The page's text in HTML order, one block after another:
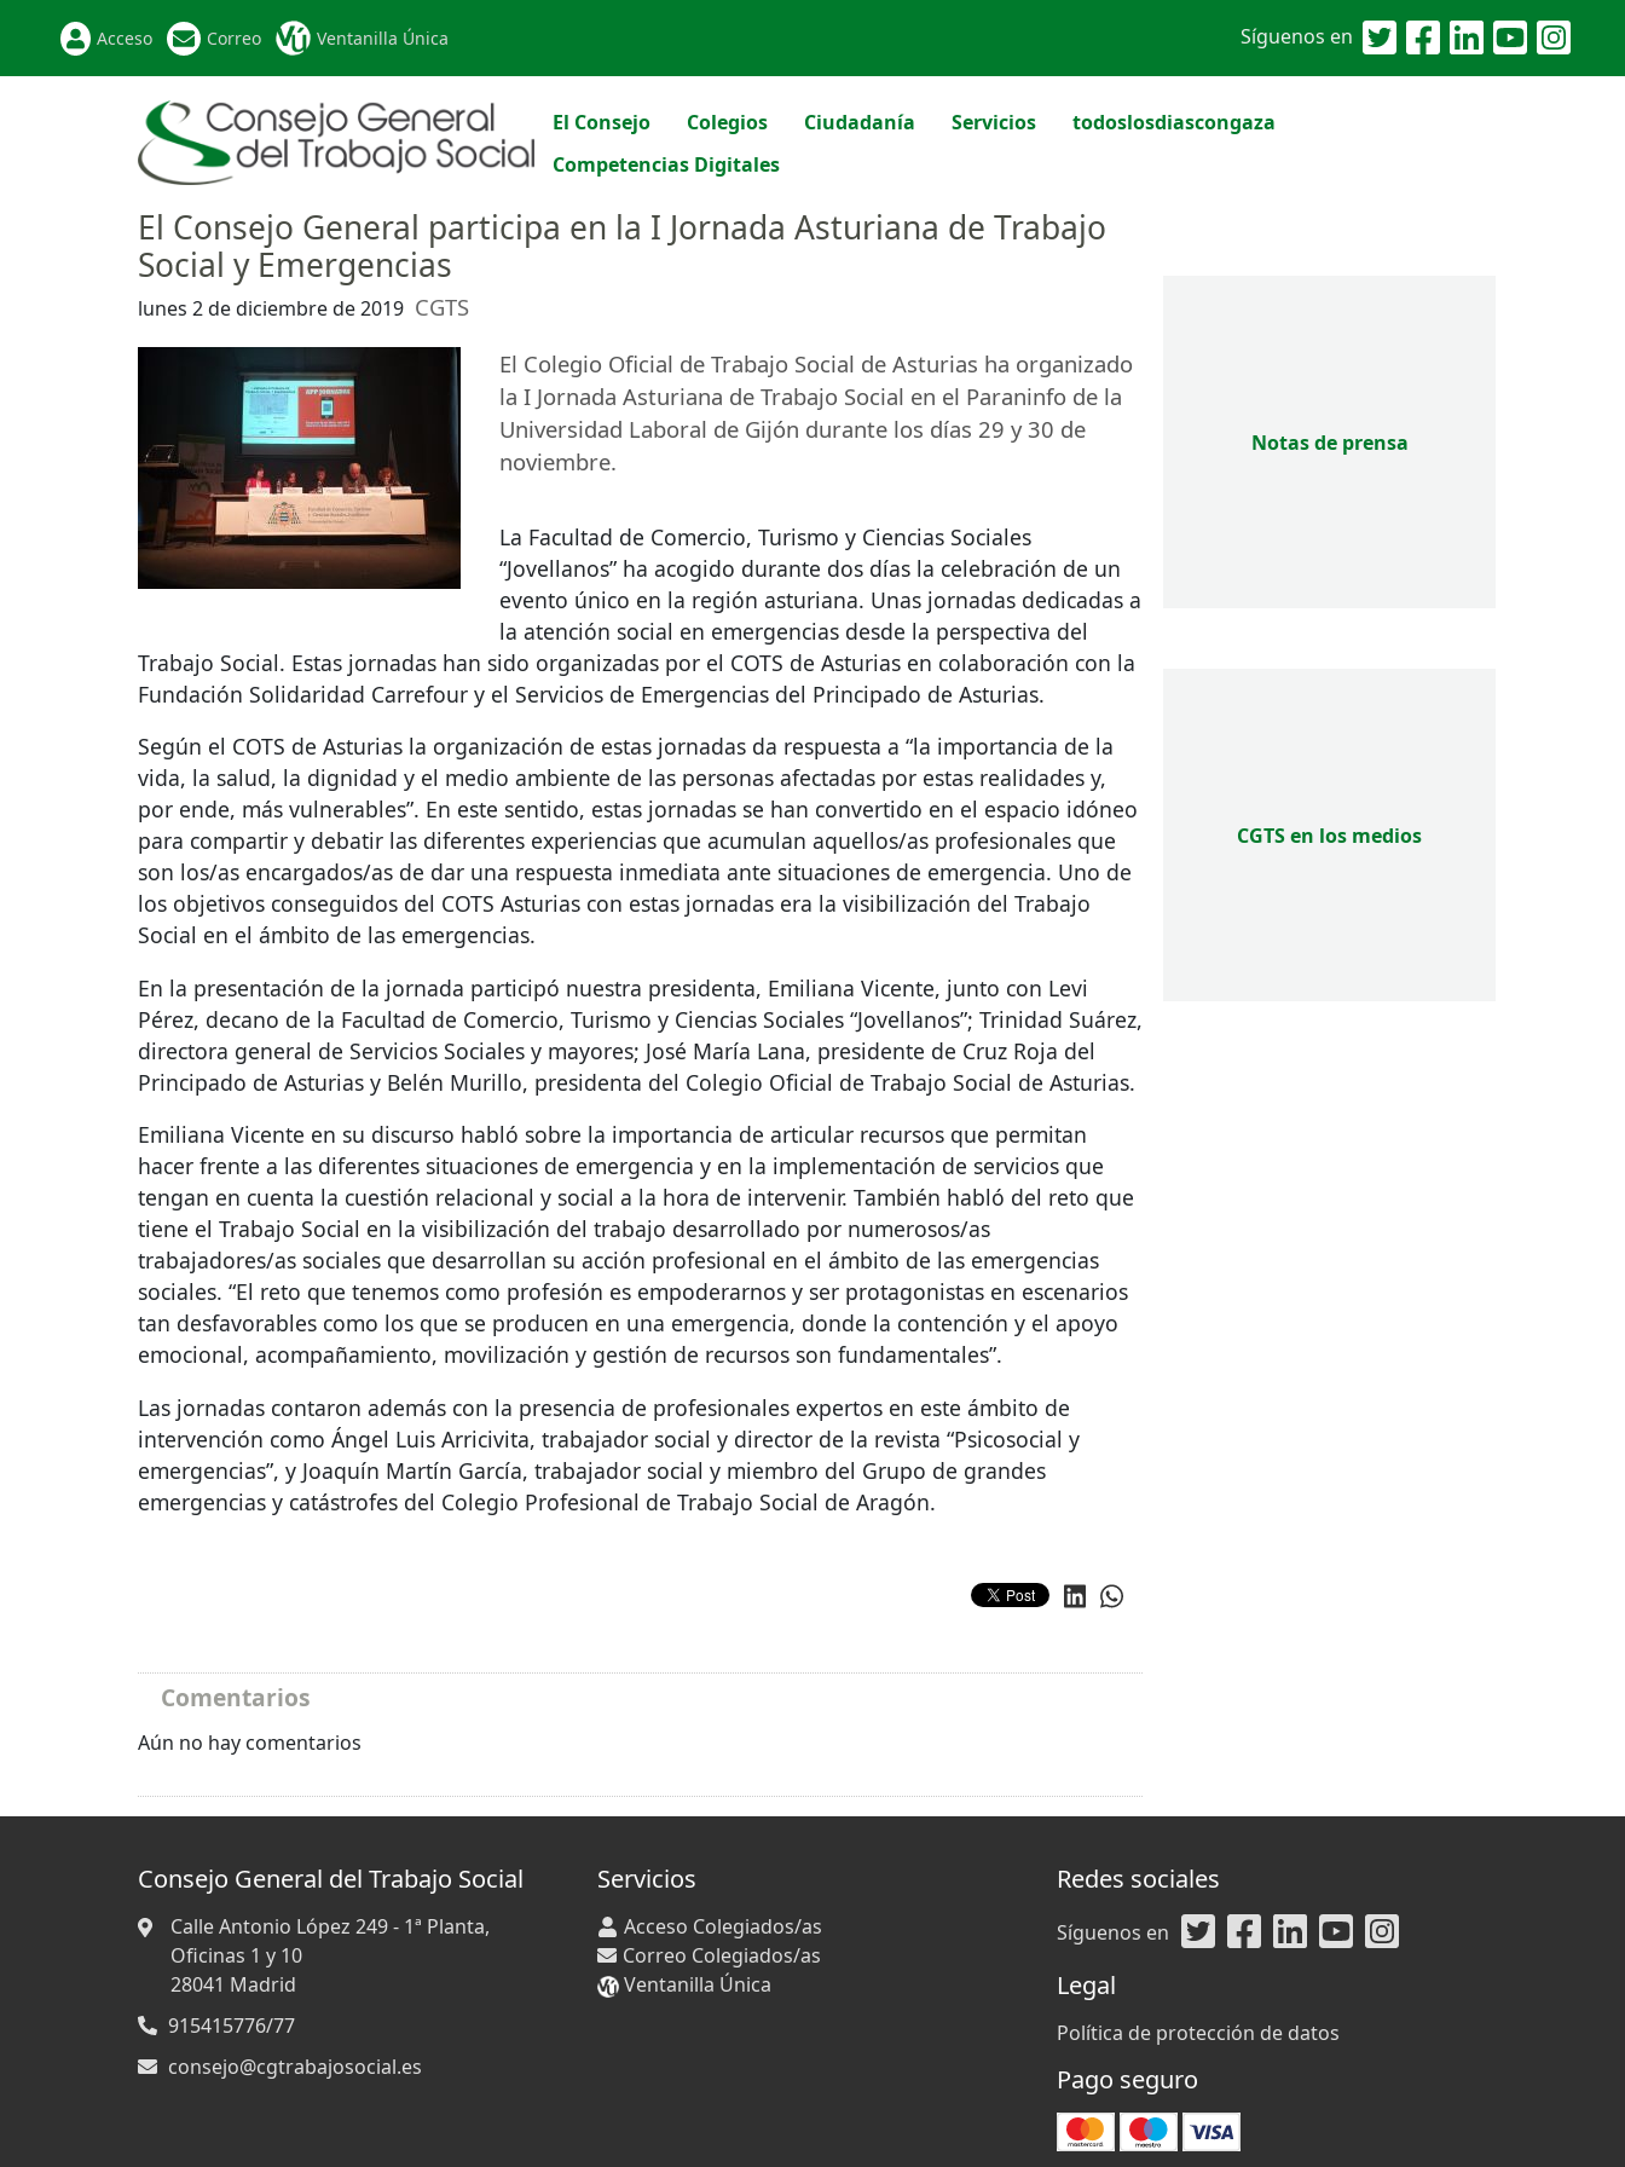
Acceso Correo Ventanilla Única Síguenos en
El Consejo Colegios Ciudadanía Servicios
todoslosdiascongaza
Competencias Digitales
El Consejo General participa en la I Jornada Asturiana de Trabajo
Social y Emergencias
lunes 2 de diciembre de 2019 CGTS
El Colegio Oficial de Trabajo Social de Asturias ha organizado
la I Jornada Asturiana de Trabajo Social en el Paraninfo de la
Universidad Laboral de Gijón durante los días 29 y 30 de
noviembre.
La Facultad de Comercio, Turismo y Ciencias Sociales
“Jovellanos” ha acogido durante dos días la celebración de un
evento único en la región asturiana. Unas jornadas dedicadas a
la atención social en emergencias desde la perspectiva del
Trabajo Social. Estas jornadas han sido organizadas por el COTS de Asturias en colaboración con la
Fundación Solidaridad Carrefour y el Servicios de Emergencias del Principado de Asturias.
Según el COTS de Asturias la organización de estas jornadas da respuesta a “la importancia de la
vida, la salud, la dignidad y el medio ambiente de las personas afectadas por estas realidades y,
por ende, más vulnerables”. En este sentido, estas jornadas se han convertido en el espacio idóneo
para compartir y debatir las diferentes experiencias que acumulan aquellos/as profesionales que
son los/as encargados/as de dar una respuesta inmediata ante situaciones de emergencia. Uno de
los objetivos conseguidos del COTS Asturias con estas jornadas era la visibilización del Trabajo
Social en el ámbito de las emergencias.
En la presentación de la jornada participó nuestra presidenta, Emiliana Vicente, junto con Levi
Pérez, decano de la Facultad de Comercio, Turismo y Ciencias Sociales “Jovellanos”; Trinidad Suárez,
directora general de Servicios Sociales y mayores; José María Lana, presidente de Cruz Roja del
Principado de Asturias y Belén Murillo, presidenta del Colegio Oficial de Trabajo Social de Asturias.
Emiliana Vicente en su discurso habló sobre la importancia de articular recursos que permitan
hacer frente a las diferentes situaciones de emergencia y en la implementación de servicios que
tengan en cuenta la cuestión relacional y social a la hora de intervenir. También habló del reto que
tiene el Trabajo Social en la visibilización del trabajo desarrollado por numerosos/as
trabajadores/as sociales que desarrollan su acción profesional en el ámbito de las emergencias
sociales. “El reto que tenemos como profesión es empoderarnos y ser protagonistas en escenarios
tan desfavorables como los que se producen en una emergencia, donde la contención y el apoyo
emocional, acompañamiento, movilización y gestión de recursos son fundamentales”.
Las jornadas contaron además con la presencia de profesionales expertos en este ámbito de
intervención como Ángel Luis Arricivita, trabajador social y director de la revista “Psicosocial y
emergencias”, y Joaquín Martín García, trabajador social y miembro del Grupo de grandes
emergencias y catástrofes del Colegio Profesional de Trabajo Social de Aragón.
Comentarios
Aún no hay comentarios
Notas de prensa
CGTS en los medios
Consejo General del Trabajo Social
Calle Antonio López 249 - 1ª Planta,
Oficinas 1 y 10
28041 Madrid
915415776/77
consejo@cgtrabajosocial.es
Servicios
Acceso Colegiados/as
Correo Colegiados/as
Ventanilla Única
Redes sociales
Síguenos en
Legal
Política de protección de datos
Pago seguro